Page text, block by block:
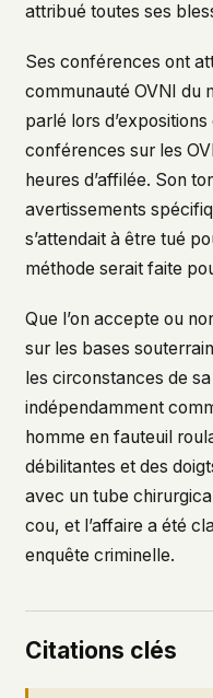
attribué toutes ses
Ses conférences ont
communauté OVNI du
parlé lors
conférences sur les
heures d’affilée. Son
avertissements
s’attendait à être tué
méthode serait faite
Que l’on accepte ou
sur les bases
les circonstances de
indépendamment
homme en fauteuil
débilitantes et des
avec un tube
cou, et l’affaire a été
enquête criminelle.
Citations clés